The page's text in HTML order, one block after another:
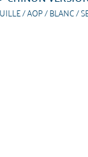
/ AOP / BLANC /